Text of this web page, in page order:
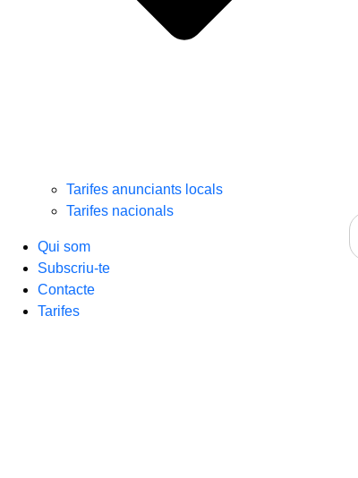
Tarifes anunciants locals
Tarifes nacionals
Qui som
Subscriu-te
Contacte
Tarifes